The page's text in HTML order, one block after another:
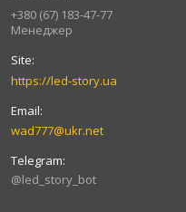
+380 (67) 183-47-77
Менеджер
https://led-story.ua
wad777@ukr.net
@led_story_bot